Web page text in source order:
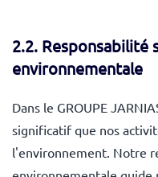
2.2. Responsabilité
environnementale
Dans le GROUPE
significatif que nos
l'environnement. Notre